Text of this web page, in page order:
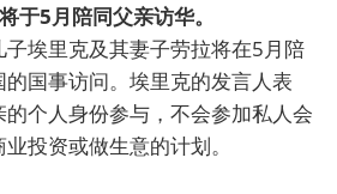
于5月陪同父亲访华。
埃里克及其妻子劳拉将在5月陪
国事访问。埃里克的发言人表
个人身份参与，不会参加私人会
投资或做生意的计划。